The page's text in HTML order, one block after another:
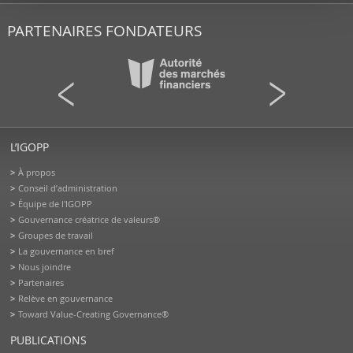
PARTENAIRES FONDATEURS
L’IGOPP
À propos
Conseil d’administration
Équipe de l'IGOPP
Gouvernance créatrice de valeurs®
Groupes de travail
La gouvernance en bref
Nous joindre
Partenaires
Relève en gouvernance
Toward Value-Creating Governance®
PUBLICATIONS